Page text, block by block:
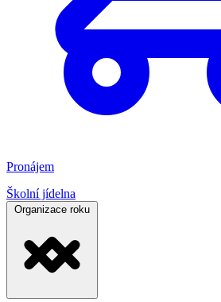
Pronájem
Školní jídelna
Organizace roku